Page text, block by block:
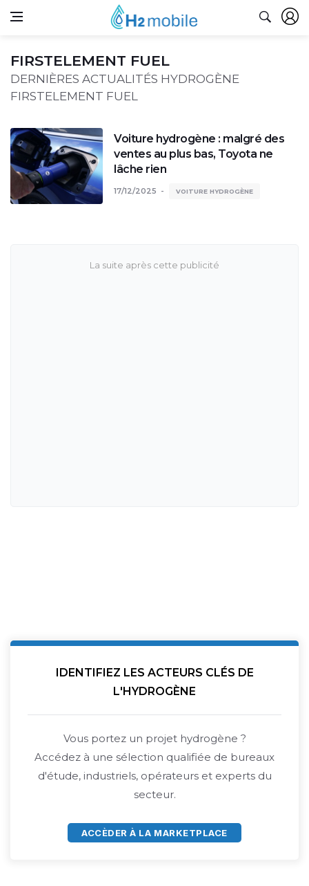
FIRSTELEMENT FUEL
DERNIÈRES ACTUALITÉS HYDROGÈNE
FIRSTELEMENT FUEL
Voiture hydrogène : malgré des
ventes au plus bas, Toyota ne
lâche rien
17/12/2025 VOITURE HYDROGÈNE
IDENTIFIEZ LES ACTEURS CLÉS DE
L'HYDROGÈNE
Vous portez un projet hydrogène ?
Accédez à une sélection qualifiée de bureaux
d'étude, industriels, opérateurs et experts du
secteur.
ACCÈDER À LA MARKETPLACE